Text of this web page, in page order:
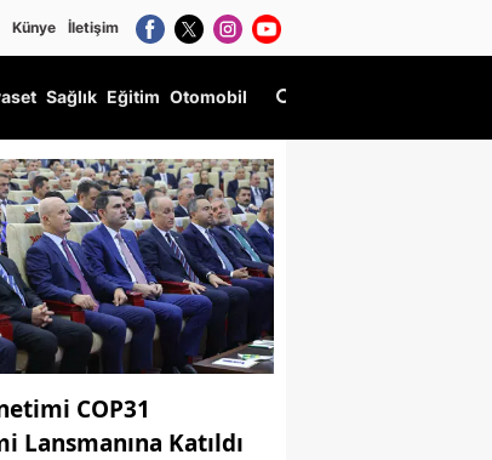
Künye İletişim
Sağlık Eğitim Otomobil
COP31
Lansmanına Katıldı